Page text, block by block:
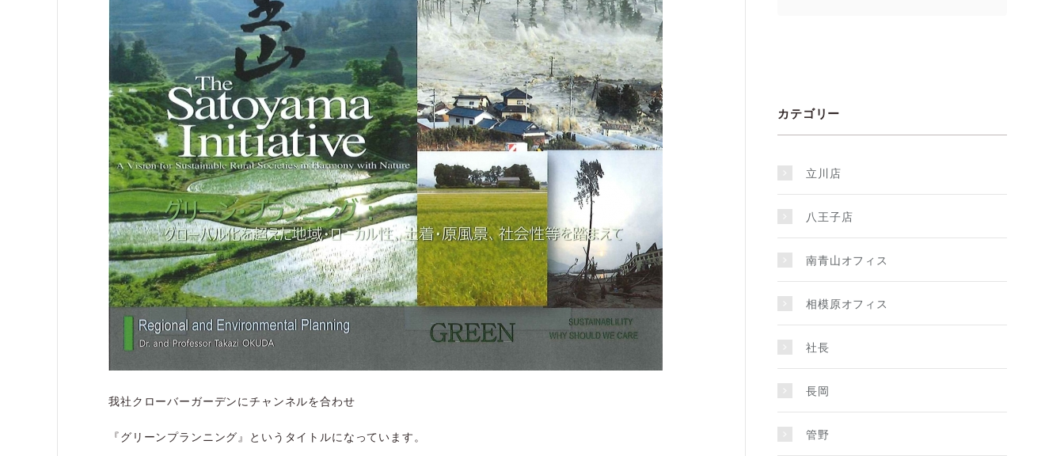
我社クローバーガーデンにチャンネルを合わせ
『グリーンプランニング』というタイトルになっています。
カテゴリー
立川店
八王子店
南青山オフィス
相模原オフィス
社長
長岡
管野